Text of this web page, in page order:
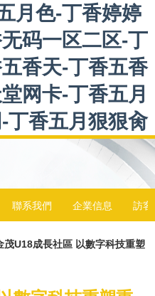
月色-丁香婷婷
码一区二区-丁
香天-丁香五香
网卡-丁香五月
丁香五月狠狠肏
聯系我們 企業信息 訪客
茂U18成長社區 以數字科技重塑